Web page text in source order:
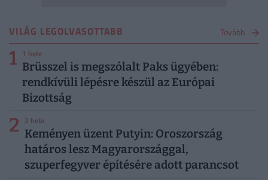
VILÁG LEGOLVASOTTABB Tovább
1 1 hete
Brüsszel is megszólalt Paks ügyében:
rendkívüli lépésre készül az Európai
Bizottság
2 2 hete
Keményen üzent Putyin: Oroszország
határos lesz Magyarországgal,
szuperfegyver építésére adott parancsot